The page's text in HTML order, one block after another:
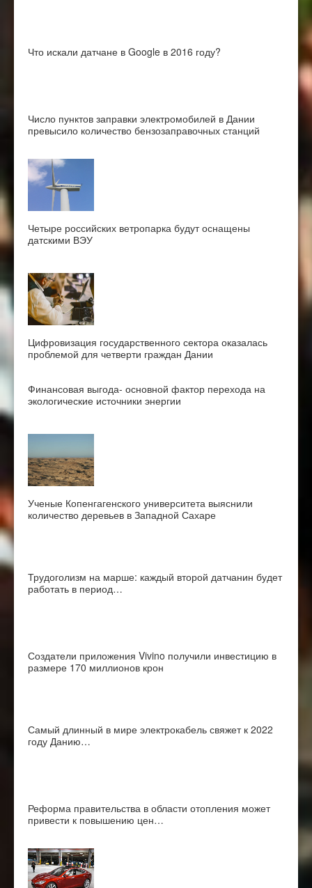
Что искали датчане в Google в 2016 году?
Число пунктов заправки электромобилей в Дании
превысило количество бензозаправочных станций
Четыре российских ветропарка будут оснащены
датскими ВЭУ
Цифровизация государственного сектора оказалась
проблемой для четверти граждан Дании
Финансовая выгода- основной фактор перехода на
экологические источники энергии
Ученые Копенгагенского университета выяснили
количество деревьев в Западной Сахаре
Трудоголизм на марше: каждый второй датчанин будет
работать в период…
Создатели приложения Vivino получили инвестицию в
размере 170 миллионов крон
Самый длинный в мире электрокабель свяжет к 2022
году Данию…
Реформа правительства в области отопления может
привести к повышению цен…